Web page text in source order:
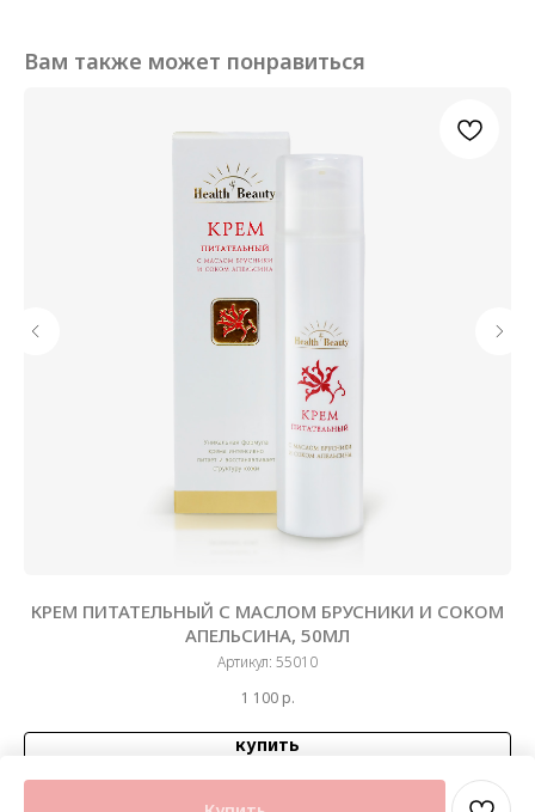
Вам также может понравиться
КРЕМ ПИТАТЕЛЬНЫЙ С МАСЛОМ БРУСНИКИ И СОКОМ
АПЕЛЬСИНА, 50МЛ
Артикул: 55010
1 100 р.
купить